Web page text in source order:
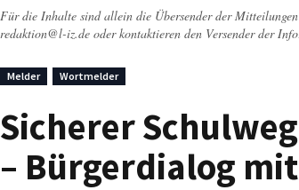
Für die Inhalte sind allein die Übersender der
redaktion@l-iz.de oder kontaktieren den Versender der
Melder Wortmelder
Sicherer
– Bürgerdialog